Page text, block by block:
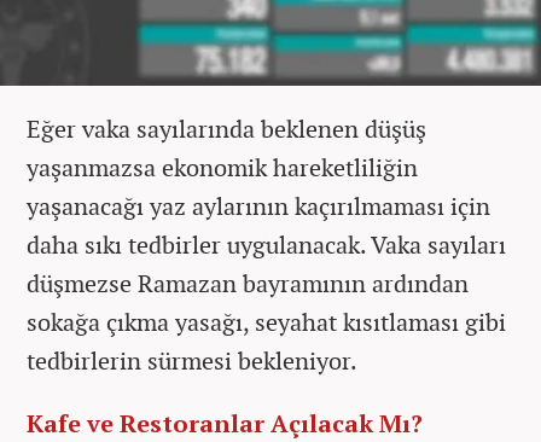
Eğer vaka sayılarında beklenen düşüş
yaşanmazsa ekonomik hareketliliğin
yaşanacağı yaz aylarının kaçırılmaması için
daha sıkı tedbirler uygulanacak. Vaka sayıları
düşmezse Ramazan bayramının ardından
sokağa çıkma yasağı, seyahat kısıtlaması gibi
tedbirlerin sürmesi bekleniyor.
Kafe ve Restoranlar Açılacak Mı?